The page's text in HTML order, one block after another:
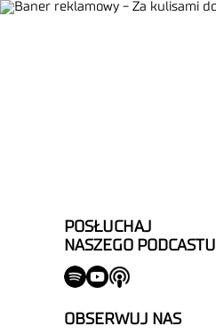
POSŁUCHAJ
NASZEGO PODCASTU
OBSERWUJ NAS